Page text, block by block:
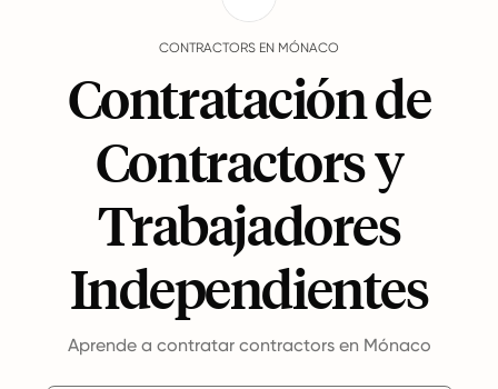
CONTRACTORS EN MÓNACO
Contratación de
Contractors y
Trabajadores
Independientes
Aprende a contratar contractors en Mónaco